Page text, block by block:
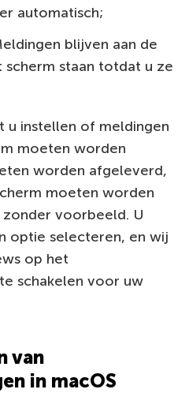
automatisch;
blijven aan de
staan totdat u ze
u instellen of meldingen
moeten worden
worden afgeleverd,
moeten worden
voorbeeld. U
optie selecteren, en wij
op het
schakelen voor uw
van
in macOS